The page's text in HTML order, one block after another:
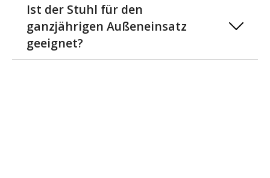
Ist der Stuhl für den
ganzjährigen Außeneinsatz
geeignet?